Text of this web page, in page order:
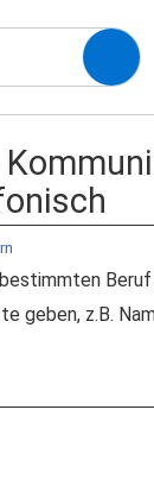
geben, z.B.